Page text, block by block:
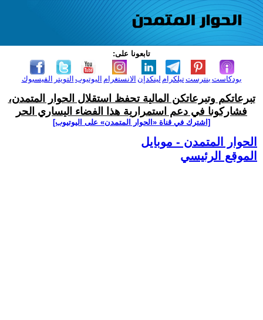
تابعونا على:
الفيسبوك التويتر اليوتيوب الانستغرام لينكدإن تيلكرامبنترست بودكاست
تبرعاتكم وتبرعاتكن المالية تحفظ استقلال الحوار المتمدن،
فشاركونا في دعم استمرارية هذا الفضاء اليساري الحر
[اشترك في قناة ‫«الحوار المتمدن» على اليوتيوب]
الحوار المتمدن - موبايل
الموقع الرئيسي